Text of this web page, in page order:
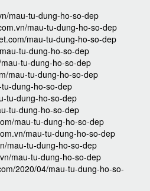
mau-tu-dung-ho-so-dep
mau-tu-dung-ho-so-dep
mau-tu-dung-ho-so-dep
tu-dung-ho-so-dep
tu-dung-ho-so-dep
mau-tu-dung-ho-so-dep
dung-ho-so-dep
tu-dung-ho-so-dep
tu-dung-ho-so-dep
mau-tu-dung-ho-so-dep
mau-tu-dung-ho-so-dep
mau-tu-dung-ho-so-dep
mau-tu-dung-ho-so-dep
2020/04/mau-tu-dung-ho-so-